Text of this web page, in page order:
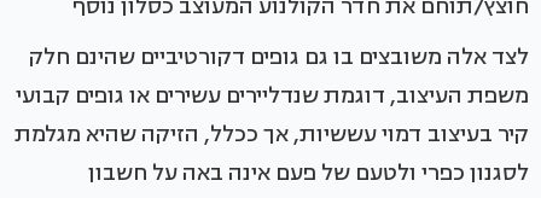
לצד אלה משובצים בו גם גופים דקורטיביים שהינם חלק
משפת העיצוב, דוגמת שנדליירים עשירים או גופים קבועי
קיר בעיצוב דמוי עששיות, אך ככלל, הזיקה שהיא מגלמת
לסגנון כפרי ולטעם של פעם אינה באה על חשבון